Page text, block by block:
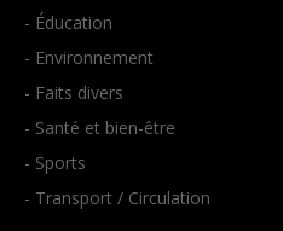
- Éducation
- Environnement
- Faits divers
- Santé et bien-être
- Sports
- Transport / Circulation